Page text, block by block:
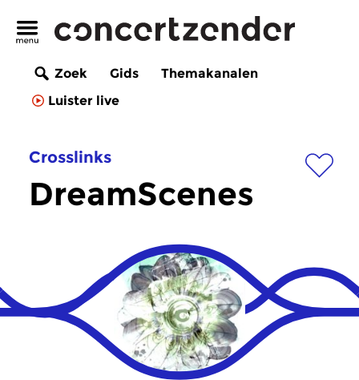
Zoek Gids
Themakanalen
Luister live
Crosslinks
DreamScenes